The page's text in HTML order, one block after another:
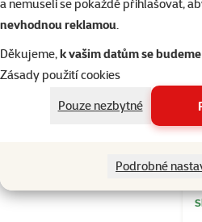
a nemuseli se pokaždé přihlašovat,
nevhodnou reklamou.
Děkujeme,k vašim datům se
Zásady použití cookies
Pouze nezbytné
Podrobné
Seřadit